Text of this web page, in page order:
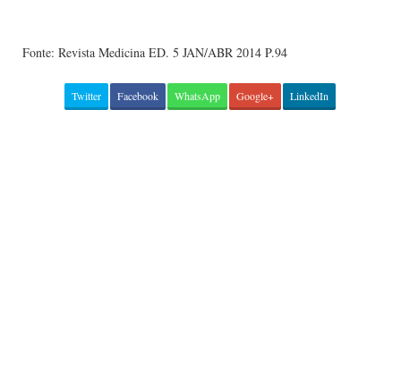
Fonte: Revista Medicina ED. 5 JAN/ABR 2014 P.94
Twitter Facebook WhatsApp Google+ LinkedIn